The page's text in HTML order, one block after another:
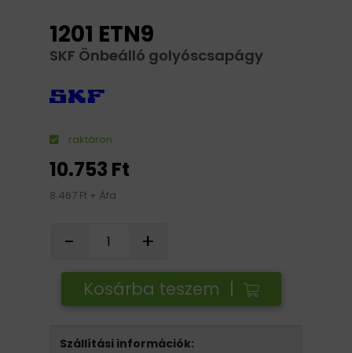
1201 ETN9
SKF Önbeálló golyóscsapágy
raktáron
10.753 Ft
8.467 Ft + Áfa
- +
Kosárba teszem |
Szállítási információk: